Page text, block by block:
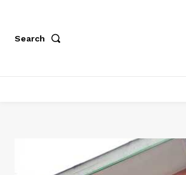
Search